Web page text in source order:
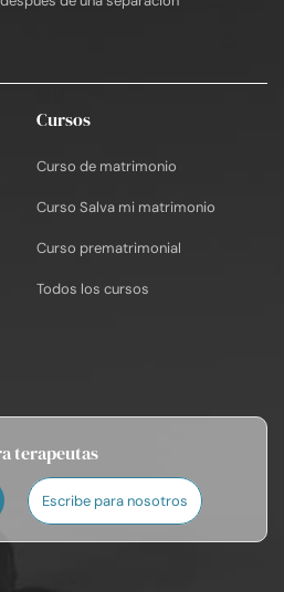
Cursos
Curso de matrimonio
Curso Salva mi matrimonio
Curso prematrimonial
Todos los cursos
terapeutas
Escribe para nosotros